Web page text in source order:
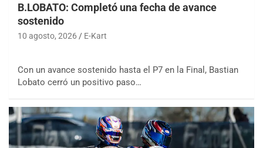
B.LOBATO: Completó una fecha de avance
sostenido
10 agosto, 2026 E-Kart
Con un avance sostenido hasta el P7 en la Final, Bastian
Lobato cerró un positivo paso…